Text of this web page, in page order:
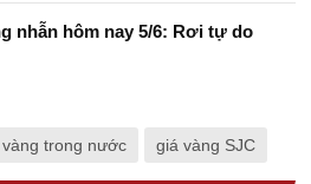
nhẫn hôm nay 5/6: Rơi tự do
trong nước giá vàng SJC